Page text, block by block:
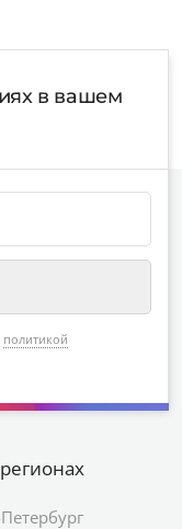
в вашем
политикой